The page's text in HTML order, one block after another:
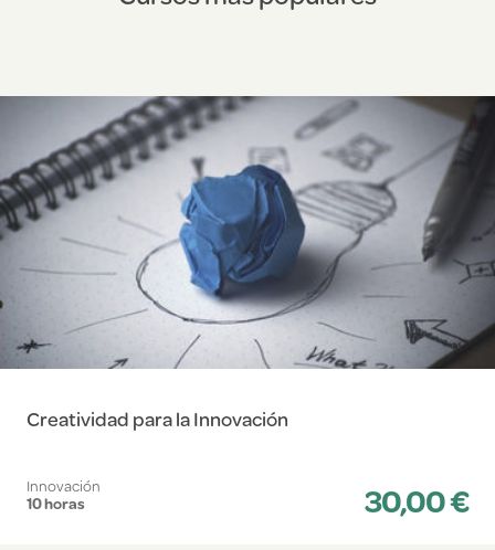
Creatividad para la Innovación
Innovación
10 horas
30,00 €